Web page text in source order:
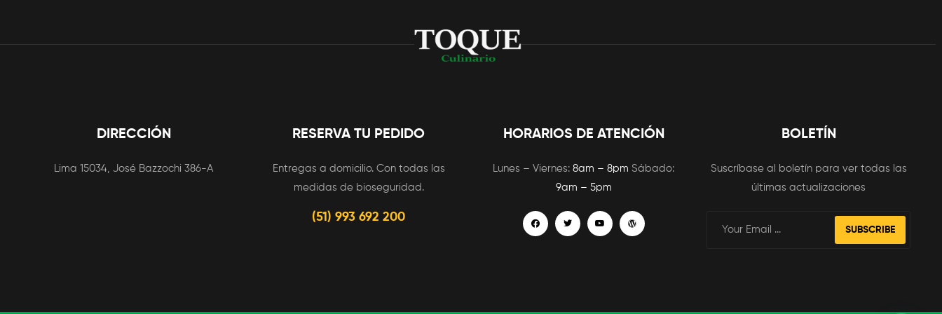
DIRECCIÓN
Lima 15034, José Bazzochi 386-A
RESERVA TU PEDIDO
Entregas a domicilio. Con todas las
medidas de bioseguridad.
(51) 993 692 200
HORARIOS DE ATENCIÓN
Lunes – Viernes: 8am – 8pm Sábado:
9am – 5pm
BOLETÍN
Suscríbase al boletín para ver todas las
últimas actualizaciones
SUBSCRIBE